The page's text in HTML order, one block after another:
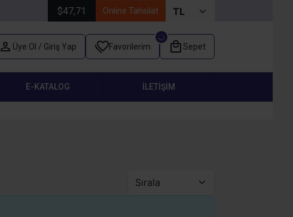
$47,71 Online Tahsilat
Üye Ol / Giriş Yap Favorilerim Sepet
E-KATALOG İLETIŞIM